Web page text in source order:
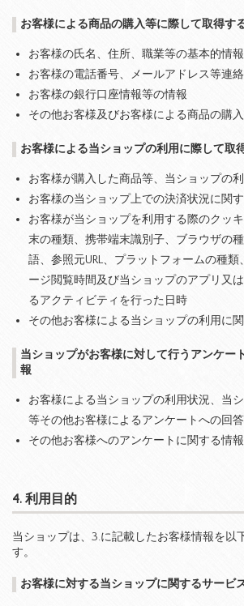
お客様による商品の購入等に際して取得す
お客様の氏名、住所、職業等の基本的情報
お客様の電話番号、メールアドレス等連
お客様の銀行口座情報等の情報
その他お客様及びお客様による商品の購
お客様による当ショップの利用に際して取
お客様が購入した商品等、当ショップの
お客様の当ショップ上での決済状況に関
お客様が当ショップを利用する際のクッ
末の種類、携帯端末識別子、ブラウザの
語、参照元URL、プラットフォームの種
ージ閲覧時間及び当ショップのアプリ又
るアクティビティを行った日時
その他お客様による当ショップの利用に
当ショップがお客様に対して行うアンケー
報
お客様による当ショップの利用状況、当
等その他お客様によるアンケートへの回
その他お客様へのアンケートに関する情報
4. 利用目的
当ショップは、3.に記載したお客様情報を以
す。
お客様に対する当ショップに関するサービ